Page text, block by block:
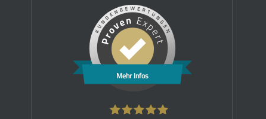
Mehr Infos